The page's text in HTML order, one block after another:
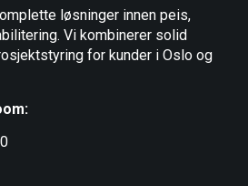
løsninger innen peis,
Vi kombinerer solid
for kunder i Oslo og